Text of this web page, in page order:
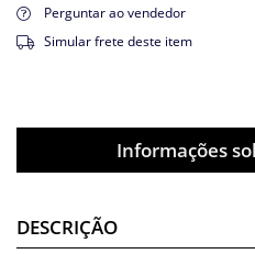
Perguntar ao vendedor
Simular frete deste item
Informações
DESCRIÇÃO